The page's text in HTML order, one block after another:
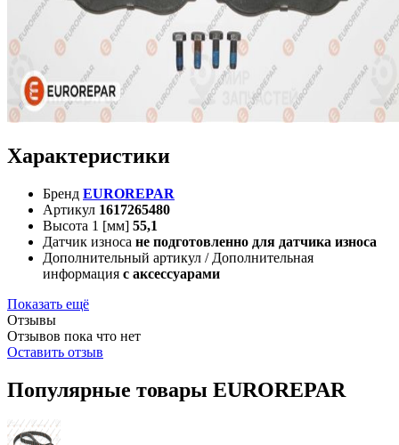
Характеристики
Бренд EUROREPAR
Артикул 1617265480
Высота 1 [мм] 55,1
Датчик износа не подготовленно для датчика износа
Дополнительный артикул / Дополнительная
информация с аксессуарами
Показать ещё
Отзывы
Отзывов пока что нет
Оставить отзыв
Популярные товары EUROREPAR